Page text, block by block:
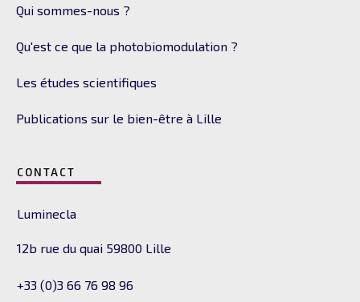
Qui sommes-nous ?
Qu'est ce que la photobiomodulation ?
Les études scientifiques
Publications sur le bien-être à Lille
CONTACT
Luminecla
12b rue du quai 59800 Lille
+33 (0)3 66 76 98 96